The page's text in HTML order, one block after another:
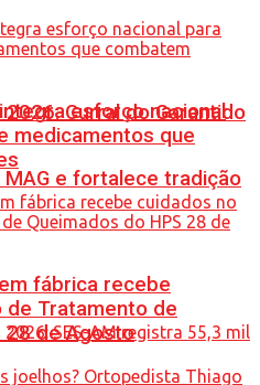
Curral do Garantido
e fortalece tradição
esforço nacional
medicamentos que
fábrica recebe
de Tratamento de
28 de Agosto